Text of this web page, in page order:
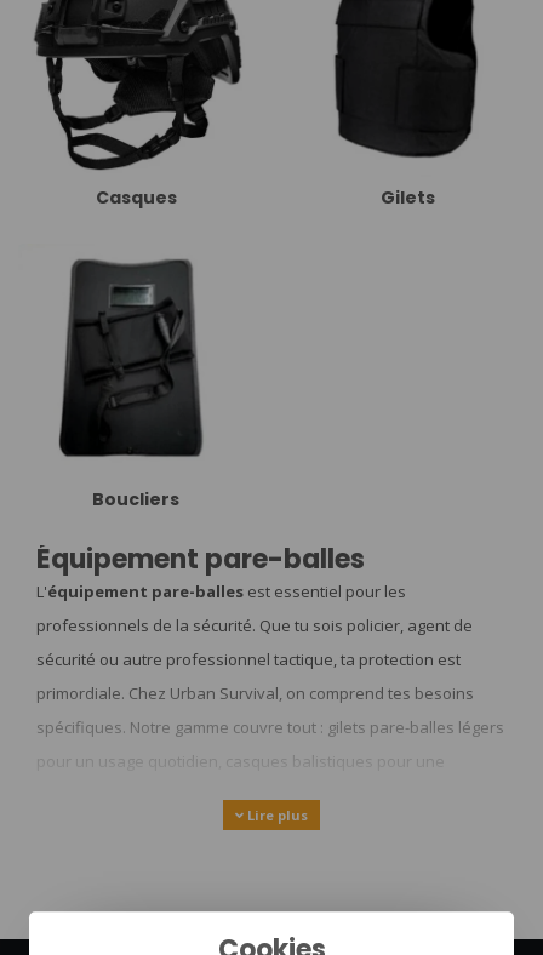
Casques Gilets
Boucliers
Équipement pare-balles
L'équipement pare-balles est essentiel pour les
professionnels de la sécurité. Que tu sois policier, agent de
sécurité ou autre professionnel tactique, ta protection est
primordiale. Chez Urban Survival, on comprend tes besoins
spécifiques. Notre gamme couvre tout : gilets pare-balles légers
pour un usage quotidien, casques balistiques pour une
protection maximale, et boucliers tactiques pour les situations
extrêmes. On suit les normes NIJ pour garantir une qualité
Lire plus